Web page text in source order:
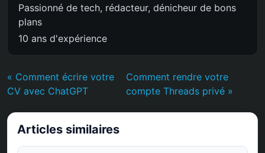
Passionné de tech, rédacteur, dénicheur de bons
plans
10 ans d'expérience
« Comment écrire votre
CV avec ChatGPT
Comment rendre votre
compte Threads privé »
Articles similaires